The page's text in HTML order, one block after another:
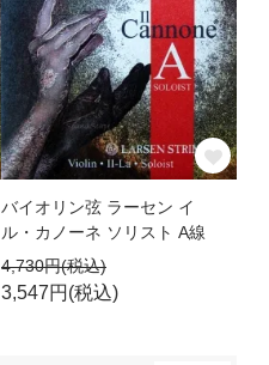
バイオリン弦 ラーセン イ
ル・カノーネ ソリスト A線
4,730円(税込)
3,547円(税込)